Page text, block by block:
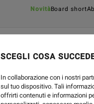
NovitàBoard short
SCEGLI COSA
In collaborazione con i nostri
sul tuo dispositivo. Tali
offrirti contenuti e informazioni